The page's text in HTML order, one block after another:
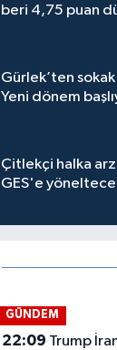
beri 4,75 puan
Gürlek’ten
Yeni dönem
Çitlekçi halka
GES'e
GÜNDEM
22:09